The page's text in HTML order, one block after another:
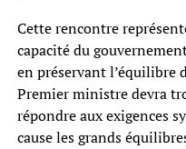
Cette rencontre
capacité du
en préservant l’équilibre
Premier ministre devra
répondre aux exigences
cause les grands